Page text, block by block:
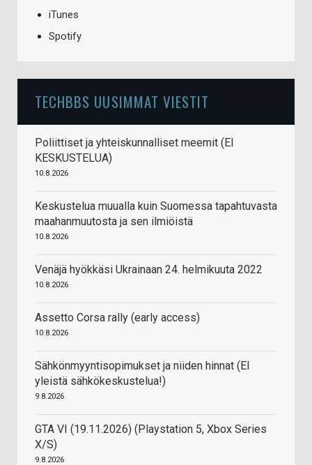
iTunes
Spotify
TECHBBS UUSIMMAT VIESTIT
Poliittiset ja yhteiskunnalliset meemit (EI
KESKUSTELUA)
10.8.2026
Keskustelua muualla kuin Suomessa tapahtuvasta
maahanmuutosta ja sen ilmiöistä
10.8.2026
Venäjä hyökkäsi Ukrainaan 24. helmikuuta 2022
10.8.2026
Assetto Corsa rally (early access)
10.8.2026
Sähkönmyyntisopimukset ja niiden hinnat (EI
yleistä sähkökeskustelua!)
9.8.2026
GTA VI (19.11.2026) (Playstation 5, Xbox Series
X/S)
9.8.2026